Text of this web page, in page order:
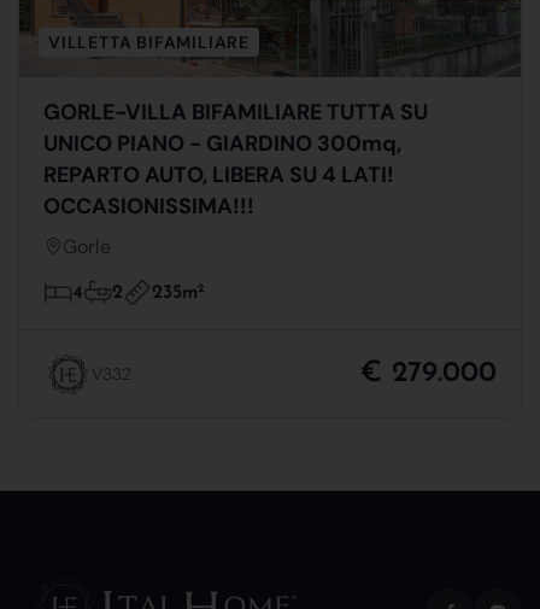
VILLETTA BIFAMILIARE
GORLE-VILLA BIFAMILIARE TUTTA SU
UNICO PIANO - GIARDINO 300mq,
REPARTO AUTO, LIBERA SU 4 LATI!
OCCASIONISSIMA!!!
Gorle
4 2 235m2
V332 € 279.000